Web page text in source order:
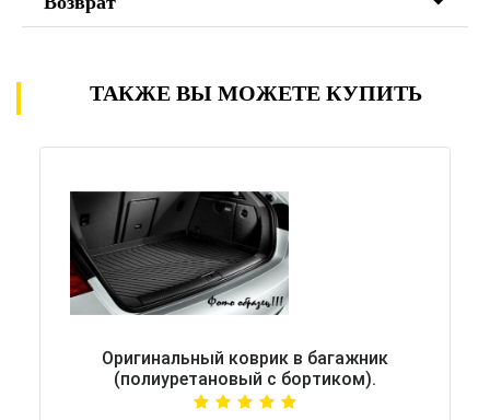
ТАКЖЕ ВЫ МОЖЕТЕ КУПИТЬ
Оригинальный коврик в багажник
(полиуретановый с бортиком).